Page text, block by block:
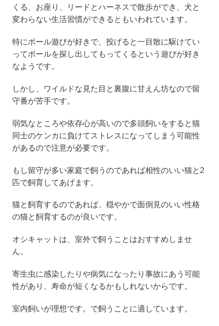
くる、お座り、リードとハーネスで散歩ができ、犬と
変わらない生活習慣ができるともいわれています。
特にボール遊びが好きで、投げると一目散に駆けてい
ってボールを探し出してもってくるという遊びが好き
なようです。
しかし、ワイルドな見た目と裏腹に甘えん坊なので留
守番が苦手です。
弱気なところや依存心が高いので多頭飼いをすると猫
同士のケンカに負けてストレスになってしまう可能性
があるので注意が必要です。
もし留守が多い家庭で飼うのであれば相性のいい猫と2
匹で飼育してあげます。
猫と飼育するのであれば、穏やかで面倒見のいい性格
の猫と飼育するのが良いです。
オシキャットは、室外で飼うことはおすすめしませ
ん。
寄生虫に感染したりや病気になったり事故にあう可能
性があり、寿命が短くなるかもしれないからです。
室内飼いが理想です。で飼うことに適しています。